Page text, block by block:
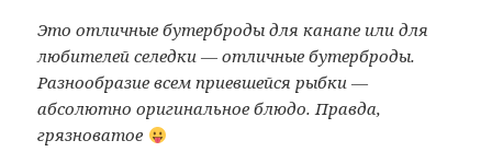
Это отличные бутерброды для канапе или для
любителей селедки — отличные бутерброды.
Разнообразие всем приевшейся рыбки —
абсолютно оригинальное блюдо. Правда,
грязноватое